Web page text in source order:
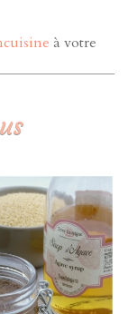
à votre